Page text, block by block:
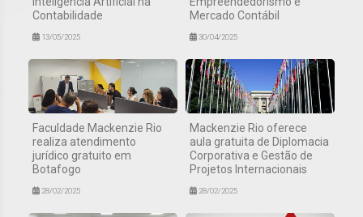
Contabilidade
13/05/2025
Mercado Contábil
30/04/2025
Faculdade Mackenzie Rio
realiza atendimento
jurídico gratuito em
Botafogo
28/02/2025
Mackenzie Rio oferece
aula gratuita de Diplomacia
Corporativa e Gestão de
Projetos Internacionais
28/02/2025